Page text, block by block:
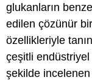
glukanların
edilen çözünür
özellikleriyle
çeşitli endüstriyel
şekilde